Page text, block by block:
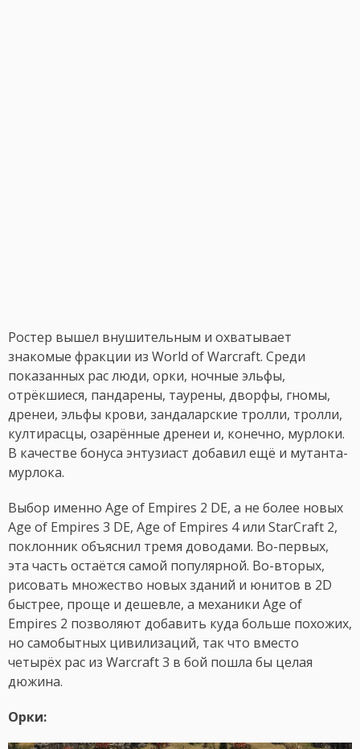
Ростер вышел внушительным и охватывает
знакомые фракции из World of Warcraft. Среди
показанных рас люди, орки, ночные эльфы,
отрёкшиеся, пандарены, таурены, дворфы, гномы,
дренеи, эльфы крови, зандаларские тролли, тролли,
култирасцы, озарённые дренеи и, конечно, мурлоки.
В качестве бонуса энтузиаст добавил ещё и мутанта-
мурлока.
Выбор именно Age of Empires 2 DE, а не более новых
Age of Empires 3 DE, Age of Empires 4 или StarCraft 2,
поклонник объяснил тремя доводами. Во-первых,
эта часть остаётся самой популярной. Во-вторых,
рисовать множество новых зданий и юнитов в 2D
быстрее, проще и дешевле, а механики Age of
Empires 2 позволяют добавить куда больше похожих,
но самобытных цивилизаций, так что вместо
четырёх рас из Warcraft 3 в бой пошла бы целая
дюжина.
Орки: